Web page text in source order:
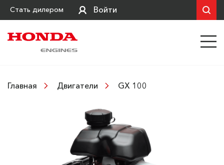
Стать дилером Войти
Главная Двигатели GX 100